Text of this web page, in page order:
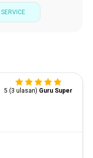
5 (3 ulasan) Guru Super